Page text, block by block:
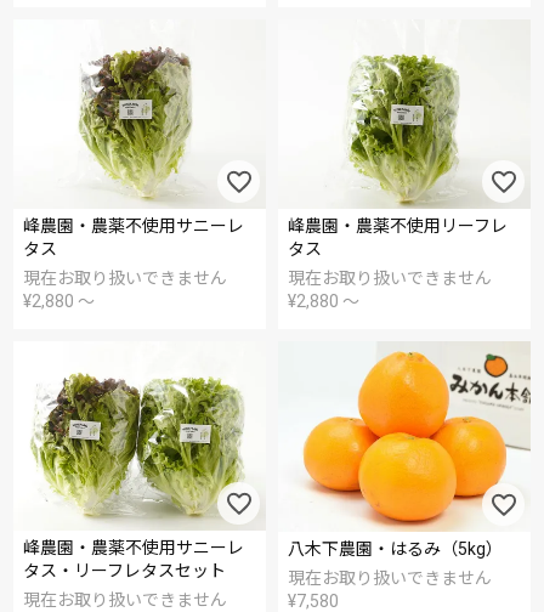
峰農園・農薬不使用サニーレ
タス
現在お取り扱いできません
¥2,880 〜
峰農園・農薬不使用リーフレ
タス
現在お取り扱いできません
¥2,880 〜
峰農園・農薬不使用サニーレ
タス・リーフレタスセット
現在お取り扱いできません
八木下農園・はるみ（5kg）
現在お取り扱いできません
¥7,580